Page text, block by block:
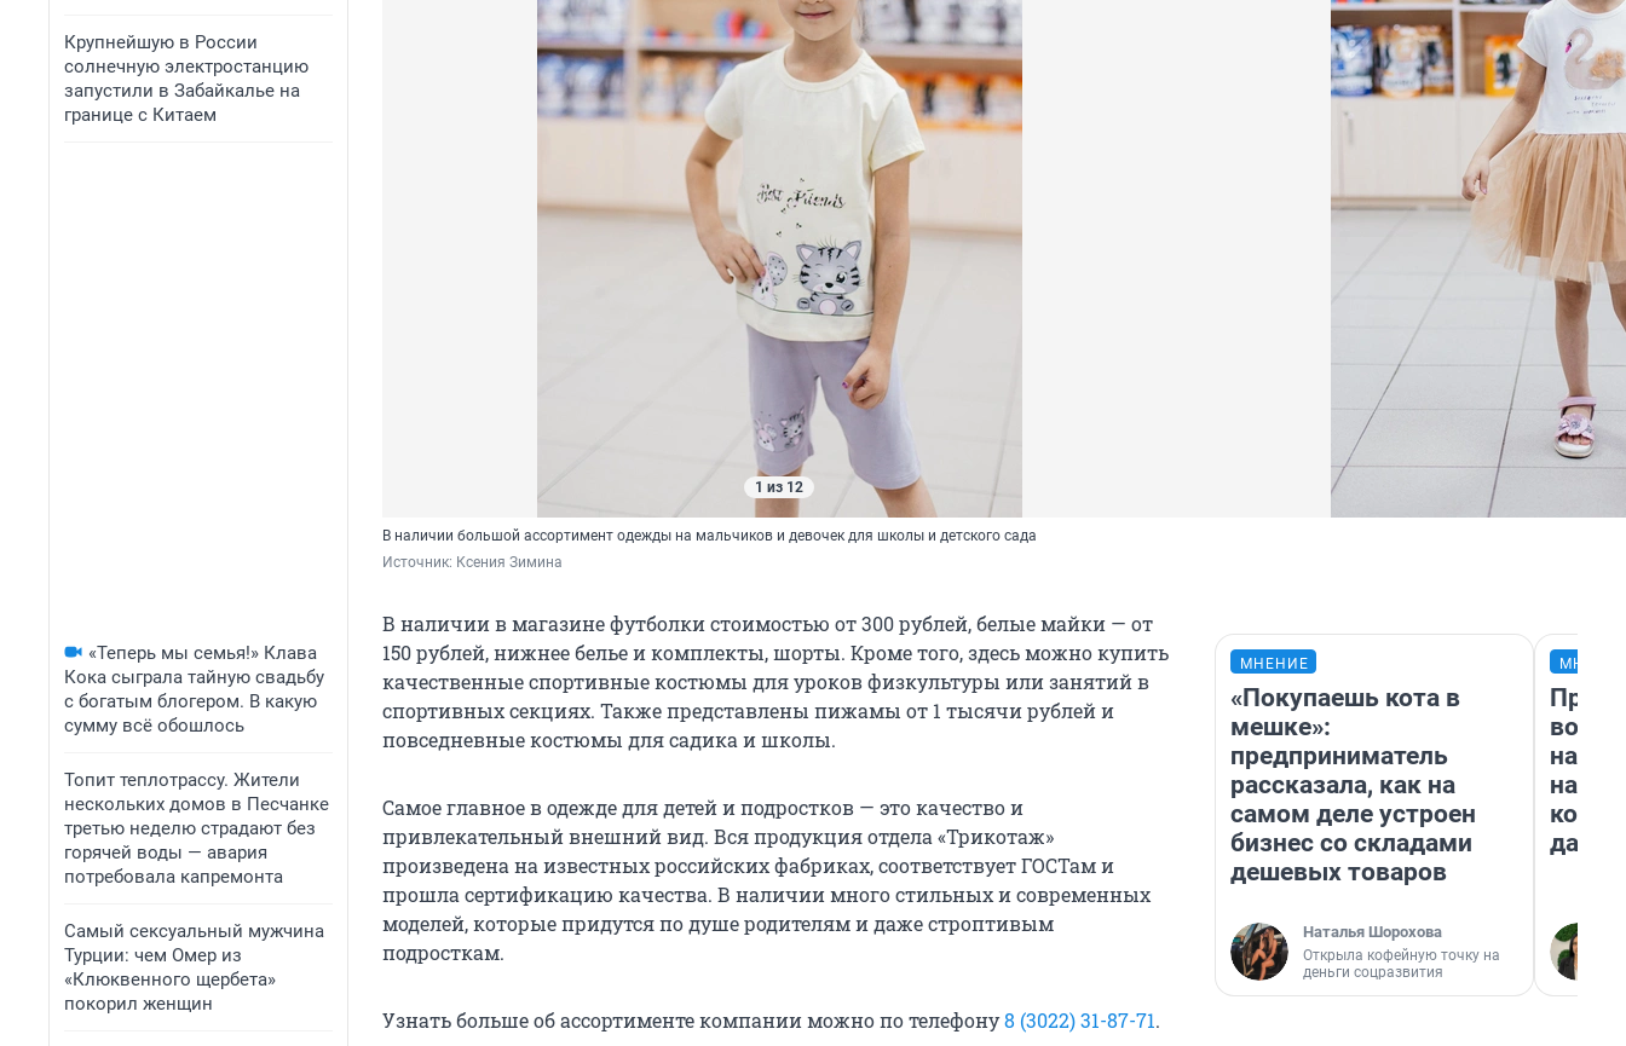
Крупнейшую в России
солнечную электростанцию
запустили в Забайкалье на
границе с Китаем
«Теперь мы семья!» Клава
Кока сыграла тайную свадьбу
с богатым блогером. В какую
сумму всё обошлось
Топит теплотрассу. Жители
нескольких домов в Песчанке
третью неделю страдают без
горячей воды — авария
потребовала капремонта
Самый сексуальный мужчина
Турции: чем Омер из
«Клюквенного щербета»
покорил женщин
1 из 12
В наличии большой ассортимент одежды на мальчиков и девочек для школы и детского сада
Источник: Ксения Зимина
В наличии в магазине футболки стоимостью от 300 рублей, белые майки — от
150 рублей, нижнее белье и комплекты, шорты. Кроме того, здесь можно купить
качественные спортивные костюмы для уроков физкультуры или занятий в
спортивных секциях. Также представлены пижамы от 1 тысячи рублей и
повседневные костюмы для садика и школы.
Самое главное в одежде для детей и подростков — это качество и
привлекательный внешний вид. Вся продукция отдела «Трикотаж»
произведена на известных российских фабриках, соответствует ГОСТам и
прошла сертификацию качества. В наличии много стильных и современных
моделей, которые придутся по душе родителям и даже строптивым
подросткам.
Узнать больше об ассортименте компании можно по телефону8 (3022) 31-87-71.
МНЕНИЕ
«Покупаешь кота в
мешке»:
предприниматель
рассказала, как на
самом деле устроен
бизнес со складами
дешевых товаров
Наталья Шорохова
Открыла кофейную точку на
деньги соцразвития
нам
даже